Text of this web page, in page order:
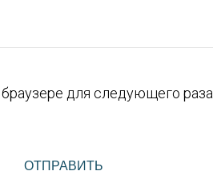
для следующего раза.
ОТПРАВИТЬ